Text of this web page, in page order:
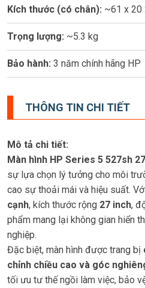
Kích thước (có chân): ~61 x 20
Trọng lượng: ~5.3 kg
Bảo hành: 3 năm chính hãng HP
THÔNG TIN CHI TIẾT
Mô tả chi tiết:
Màn hình HP Series 5 527sh
sự lựa chọn lý tưởng cho môi
cao sự thoải mái và hiệu suất.
cạnh, kích thước rộng 27 inch,
phẩm mang lại không gian hiển
nghiệp.
Đặc biệt, màn hình được trang bị
chỉnh chiều cao và góc
tối ưu tư thế ngồi làm việc, bảo